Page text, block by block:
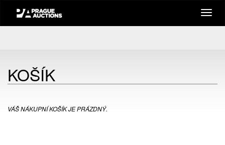
KOŠÍK
VÁŠ NÁKUPNÍ KOŠÍK JE PRÁZDNÝ.